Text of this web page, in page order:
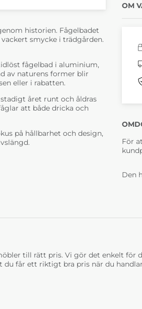
historien. Fågelbadet
smycke i trädgården.
fågelbad i aluminium,
av naturens former blir
eller i rabatten.
året runt och åldras
att både dricka och
på hållbarhet och design,
OM
För
Den
till rätt pris. Vi gör det enkelt för
får ett riktigt bra pris när du